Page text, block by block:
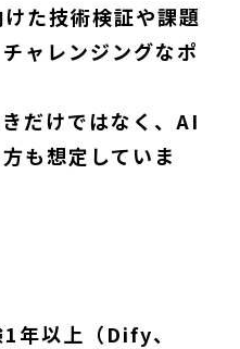
た技術検証や課題
ャレンジングなポ
だけではなく、AI
も想定していま
年以上（Dify、